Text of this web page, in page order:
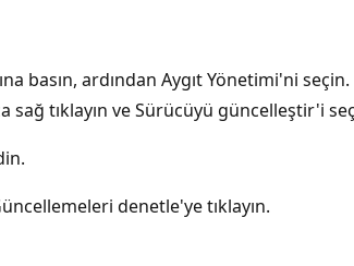
basın, ardından Aygıt Yönetimi'ni seçin.
sağ tıklayın ve Sürücüyü güncelleştir'i
denetle'ye tıklayın.